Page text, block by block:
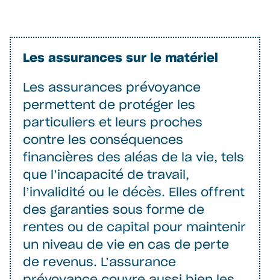
Les assurances sur le matériel
Les assurances prévoyance
permettent de protéger les
particuliers et leurs proches
contre les conséquences
financières des aléas de la vie, tels
que l’incapacité de travail,
l’invalidité ou le décès. Elles offrent
des garanties sous forme de
rentes ou de capital pour maintenir
un niveau de vie en cas de perte
de revenus. L’assurance